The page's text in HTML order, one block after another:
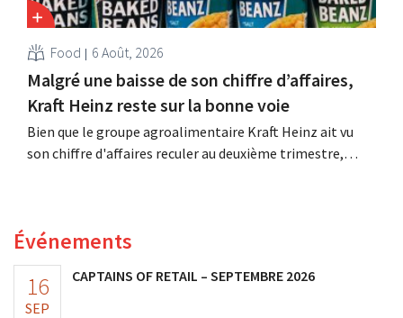
Food 6 Août, 2026
Malgré une baisse de son chiffre d’affaires,
Kraft Heinz reste sur la bonne voie
Bien que le groupe agroalimentaire Kraft Heinz ait vu
son chiffre d'affaires reculer au deuxième trimestre,
Événements
16
SEP
CAPTAINS OF RETAIL – SEPTEMBRE 2026